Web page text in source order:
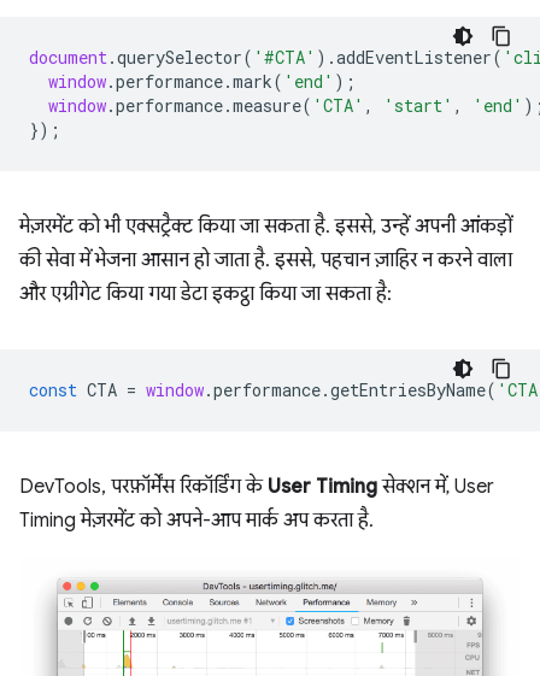
document.querySelector( '#CTA' ).addEventListener(
window.performance.mark( 'end' );
window.performance.measure( 'CTA' , 'start' , 'end'
});
मेज़रमेंट को भी एक्सट्रैक्ट किया जा सकता है. इससे, उन्हें अपनी आंकड़ों
की सेवा में भेजना आसान हो जाता है. इससे, पहचान ज़ाहिर न करने वाला
और एग्रीगेट किया गया डेटा इकट्ठा किया जा सकता है:
const CTA = window.performance.getEntriesByName(
DevTools, परफ़ॉर्मेंस रिकॉर्डिंग के User Timingसेक्शन में, User
Timing मेज़रमेंट को अपने-आप मार्क अप करता है.